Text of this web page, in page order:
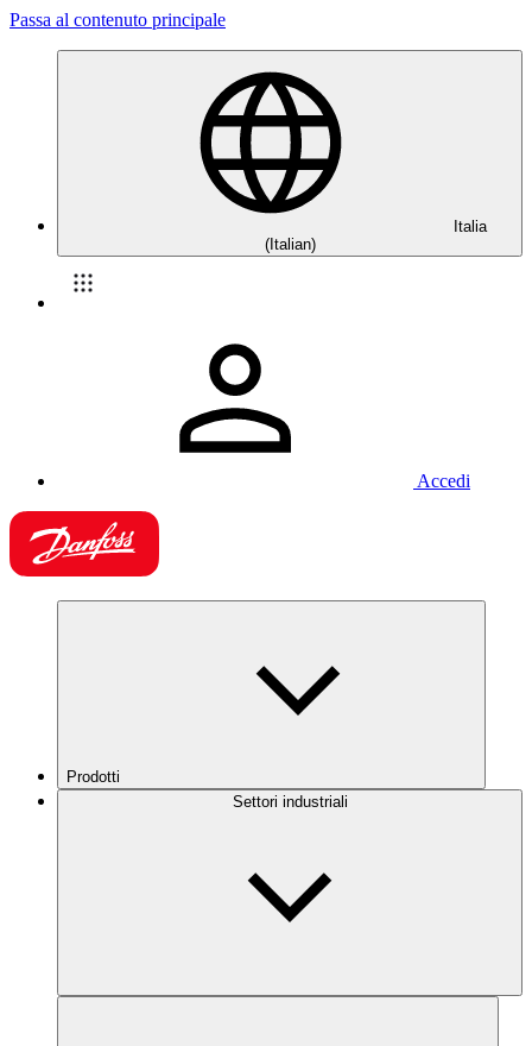
Passa al contenuto principale
Italia
(Italian)
Accedi
Prodotti
Settori industriali